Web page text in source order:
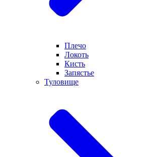
Плечо
Локоть
Кисть
Запястье
Туловище